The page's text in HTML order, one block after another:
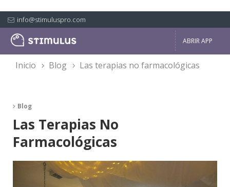
info@stimuluspro.com
ABRIR APP
inicio blog las terapias no farmacológicas
Las Terapias No
Farmacológicas
Blog